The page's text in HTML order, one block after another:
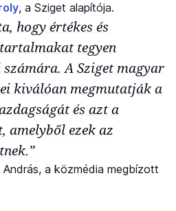
, a Sziget alapítója.
hogy értékes és
tegyen
A Sziget magyar
kiválóan megmutatják a
és azt a
amelyből ezek az
a közmédia megbízott